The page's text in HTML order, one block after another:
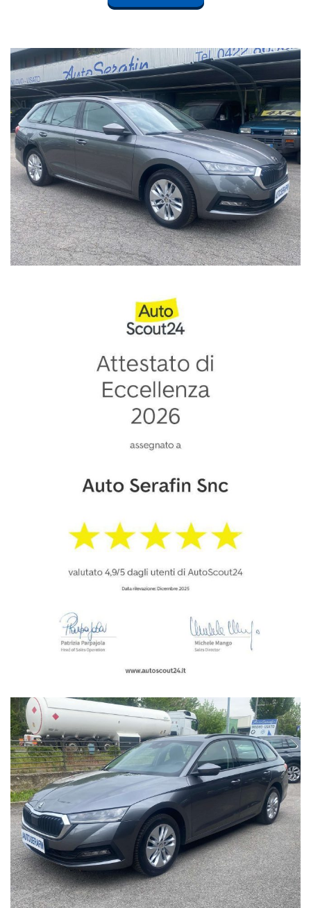
SI PREGA LA GENTILE CLIENTELA DI CHIAMARE, PER SENTIRE SE
QUANTO L'INSERZIONE VIENE CARICATA IN MODO
AUTOMATICO.LA DITTA AUTOSERAFIN DECLINA OGNI
RESPONSABILITA' PER EVENTUALI E INVOLONTARIE
INCONGRUENZE, CHE NON RAPPRESENTANO UN IMPEGNO
CONTRATTUALE.
AUTO CON KM CERTIFICATI E SCRITTI IN FATTURA